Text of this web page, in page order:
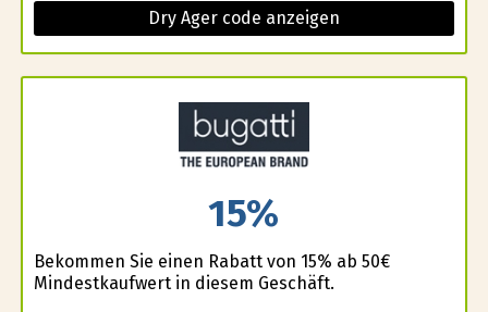
Dry Ager code anzeigen
15%
Bekommen Sie einen Rabatt von 15% ab 50€
Mindestkaufwert in diesem Geschäft.